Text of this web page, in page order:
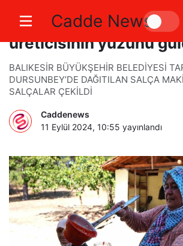
Cadde News
Salça makinesi
üreticisinin yüzünü
BALIKESİR BÜYÜKŞEHİR BELEDİYESİ
DURSUNBEY’DE DAĞITILAN SALÇA
SALÇALAR ÇEKİLDİ
Caddenews
11 Eylül 2024, 10:55 yayınlandı